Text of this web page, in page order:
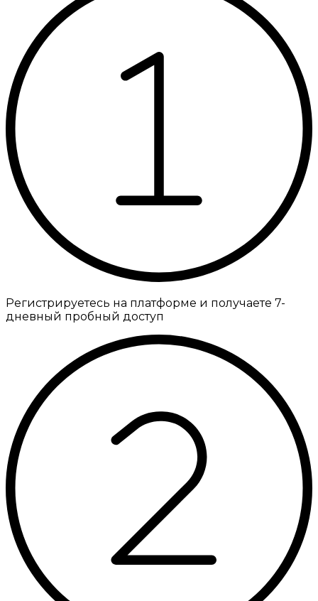
Регистрируетесь на платформе и получаете 7-
дневный пробный доступ